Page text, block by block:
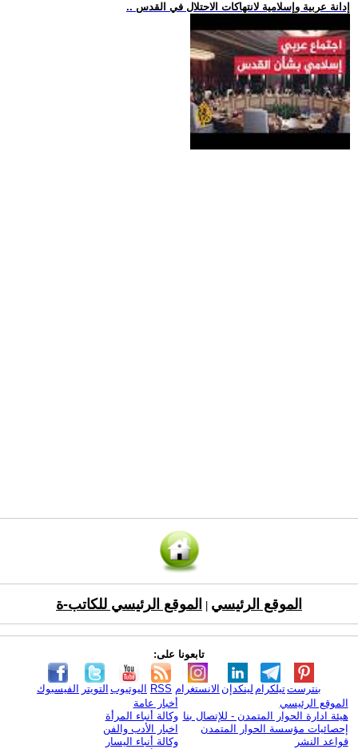
.. إدانة عربية وإسلامية لانتهاكات الاحتلال في القدس
الموقع الرئيسي الموقع الرئيسي للكاتب-ة
تابعونا على:
الفيسبوك التويتر اليوتيوب RSS الانستغرام لينكدإن تيلكرامبنترست
الموقع الرئيسي
هيئة ادارة الحوار المتمدن - للإتصال بنا
إحصائيات مؤسسة الحوار المتمدن
قواعد النشر
أخبار عامة
وكالة أنباء المرأة
اخبار الأدب والفن
وكالة أنباء اليسار